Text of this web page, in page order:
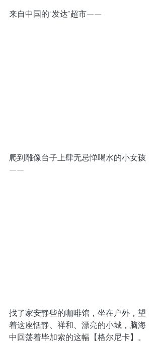
来自中国的“发达”超市——
爬到雕像台子上肆无忌惮喝水的小女孩
——
找了家安静些的咖啡馆，坐在户外，望
着这座恬静、祥和、漂亮的小城，脑海
中回荡着毕加索的这幅【格尔尼卡】。